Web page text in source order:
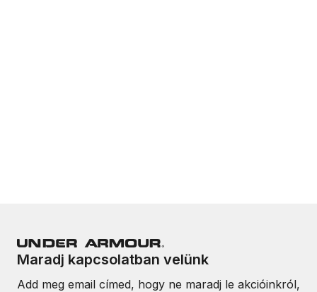
Maradj kapcsolatban velünk
Add meg email címed, hogy ne maradj le akcióinkról,